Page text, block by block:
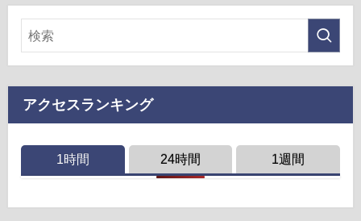
アクセスランキング
1時間 24時間 1週間